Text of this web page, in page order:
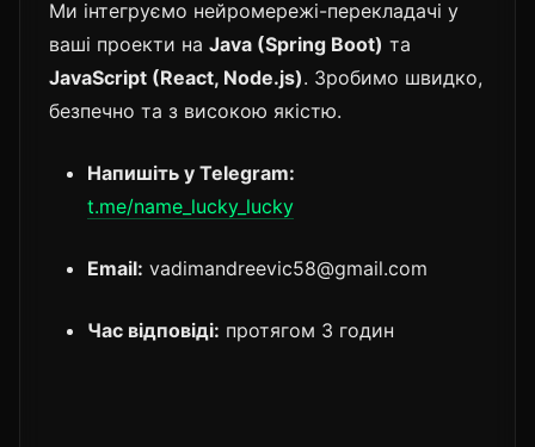
Ми інтегруємо нейромережі-перекладачі у
ваші проекти на Java (Spring Boot) та
JavaScript (React, Node.js). Зробимо швидко,
безпечно та з високою якістю.
Напишіть у Telegram:
t.me/name_lucky_lucky
Email: vadimandreevic58@gmail.com
Час відповіді: протягом 3 годин